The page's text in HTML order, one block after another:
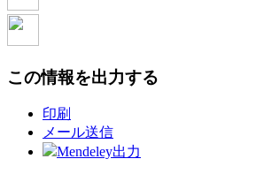
この情報を出力する
印刷
メール送信
Mendeley出力